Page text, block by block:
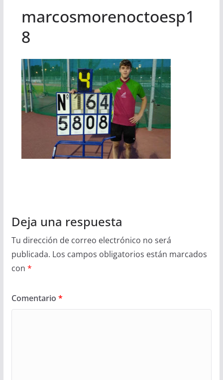
marcosmorenoctoesp1
8
Deja una respuesta
Tu dirección de correo electrónico no será
publicada. Los campos obligatorios están marcados
con *
Comentario *